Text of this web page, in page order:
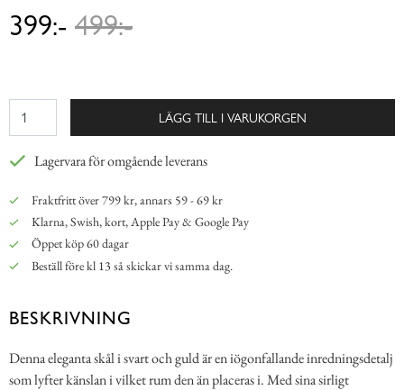
399:- 499:-
LÄGG TILL I VARUKORGEN
Lagervara för omgående leverans
Fraktfritt över 799 kr, annars 59 - 69 kr
Klarna, Swish, kort, Apple Pay & Google Pay
Öppet köp 60 dagar
Beställ före kl 13 så skickar vi samma dag.
BESKRIVNING
Denna eleganta skål i svart och guld är en iögonfallande inredningsdetalj
som lyfter känslan i vilket rum den än placeras i. Med sina sirligt